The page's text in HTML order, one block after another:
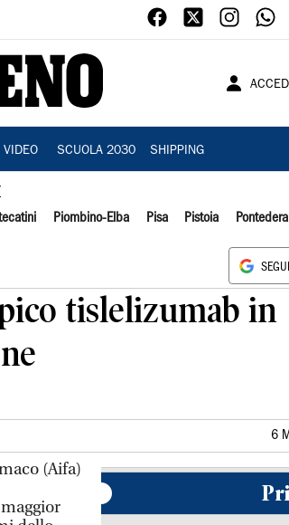
VIDEO SCUOLA 2030 SHIPPING
Piombino-Elba Pisa Pistoia Pontedera
tislelizumab in
6
(Aifa)